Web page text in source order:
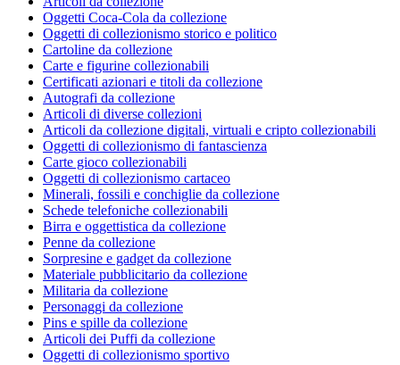
Oggetti Coca-Cola da collezione
Oggetti di collezionismo storico e politico
Cartoline da collezione
Carte e figurine collezionabili
Certificati azionari e titoli da collezione
Autografi da collezione
Articoli di diverse collezioni
Articoli da collezione digitali, virtuali e cripto collezionabili
Oggetti di collezionismo di fantascienza
Carte gioco collezionabili
Oggetti di collezionismo cartaceo
Minerali, fossili e conchiglie da collezione
Schede telefoniche collezionabili
Birra e oggettistica da collezione
Penne da collezione
Sorpresine e gadget da collezione
Materiale pubblicitario da collezione
Militaria da collezione
Personaggi da collezione
Pins e spille da collezione
Articoli dei Puffi da collezione
Oggetti di collezionismo sportivo